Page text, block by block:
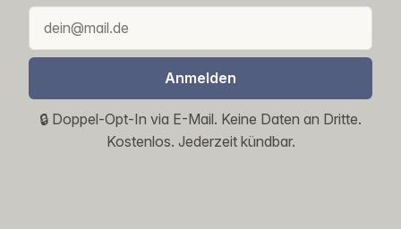
Anmelden
🔒 Doppel-Opt-In via E-Mail. Keine Daten an Dritte.
Kostenlos. Jederzeit kündbar.